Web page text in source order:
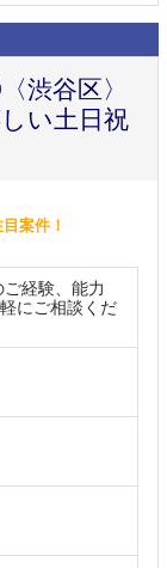
渋谷区〉
い土日祝
案件！
経験、能力
にご相談くだ